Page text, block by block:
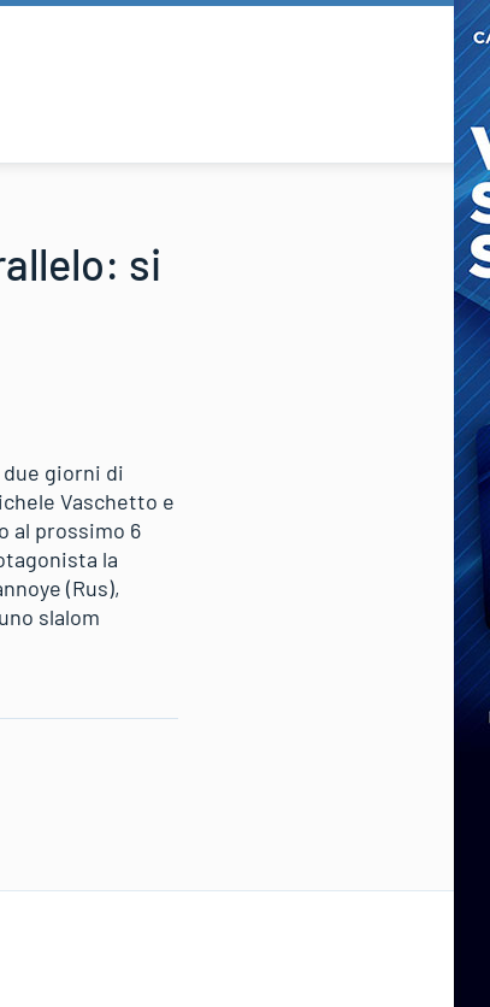
si
giorni di
Vaschetto e
al prossimo 6
la
(Rus),
slalom